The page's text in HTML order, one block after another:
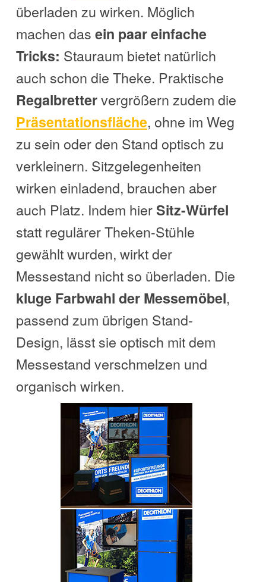
überladen zu wirken. Möglich
machen das ein paar einfache
Tricks: Stauraum bietet natürlich
auch schon die Theke. Praktische
Regalbrettervergrößern zudem die
Präsentationsfläche, ohne im Weg
zu sein oder den Stand optisch zu
verkleinern. Sitzgelegenheiten
wirken einladend, brauchen aber
auch Platz. Indem hier Sitz-Würfel
statt regulärer Theken-Stühle
gewählt wurden, wirkt der
Messestand nicht so überladen. Die
kluge Farbwahl der Messemöbel,
passend zum übrigen Stand-
Design, lässt sie optisch mit dem
Messestand verschmelzen und
organisch wirken.